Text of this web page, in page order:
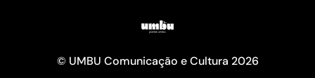
© UMBU Comunicação e Cultura 2026